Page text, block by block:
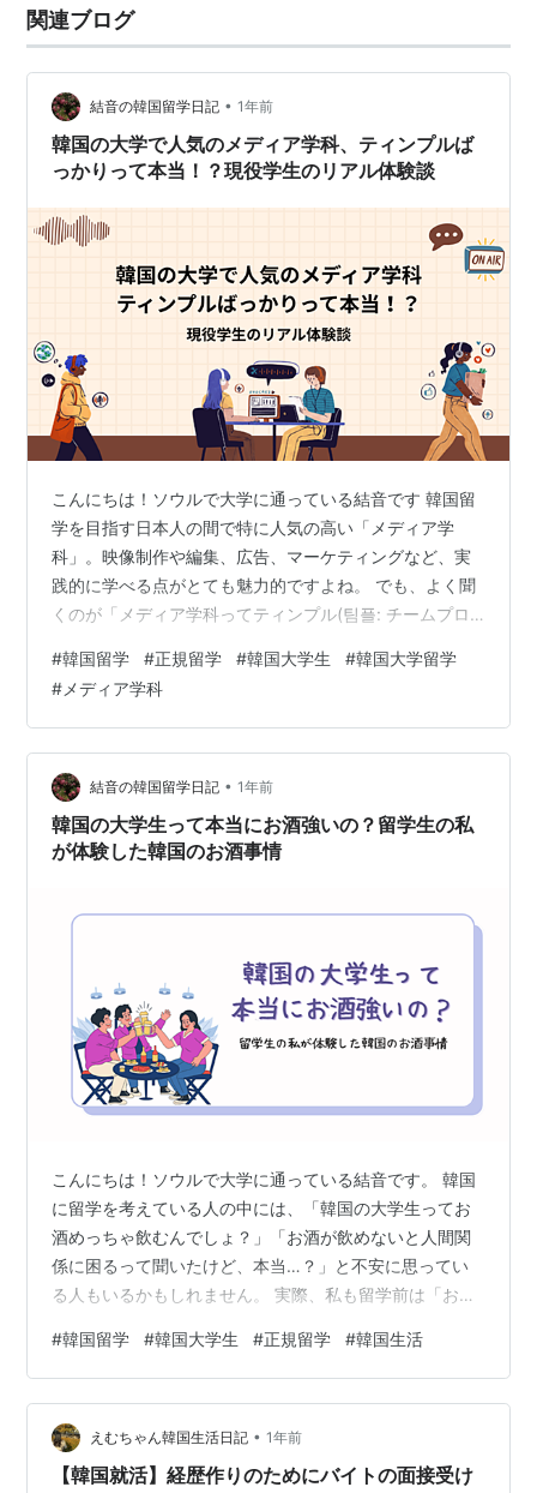
関連ブログ
結音の韓国留学日記 • 1年前
韓国の大学で人気のメディア学科、ティンプルば
っかりって本当！？現役学生のリアル体験談
こんにちは！ソウルで大学に通っている結音です 韓国留
学を目指す日本人の間で特に人気の高い「メディア学
科」。映像制作や編集、広告、マーケティングなど、実
践的に学べる点がとても魅力的ですよね。 でも、よく聞
くのが「メディア学科ってティンプル(팀플: チームプロ
進学を決める前にそれが気になって、実はギリギリまで
メディア学科に行くかどうか迷っていました。 でも、結
論から言うと——ティンプルは確かに多いけど、得られ
るものも大きい！ 今回は実際にメディア学科に通う私の
経験をもとに、メディア学科のリアルをお伝えしていこ
うと思います^^ 実際、ティンプルって…
#韓国留学 #正規留学 #韓国大学生 #韓国大学留学
# メディア学科
結音の韓国留学日記 • 1年前
韓国の大学生って本当にお酒強いの？留学生の私
が体験した韓国のお酒事情
こんにちは！ソウルで大学に通っている結音です。 韓国
に留学を考えている人の中には、「韓国の大学生ってお
酒めっちゃ飲むんでしょ？」「お酒が飲めないと人間関
係に困るって聞いたけど、本当…？」と不安に思ってい
る人もいるかもしれません。 実際、私も留学前は「お酒
も、今ははっきり言えます。 お酒が飲めなくても、全然
大丈夫！ 今回は、私がこれまで経験した韓国大学生活で
のお酒の付き合いや、술게임（飲み会ゲーム）などにつ
いて、リアルな実体験を元にお話ししたいと思います！
韓国の大学生＝お酒大好き？ 確かに韓国では「술자리
#韓国留学 #韓国大学生 #正規留学 #韓国生活
えむちゃん韓国生活日記 • 1年前
【韓国就活】経歴作りのためにバイトの面接受け